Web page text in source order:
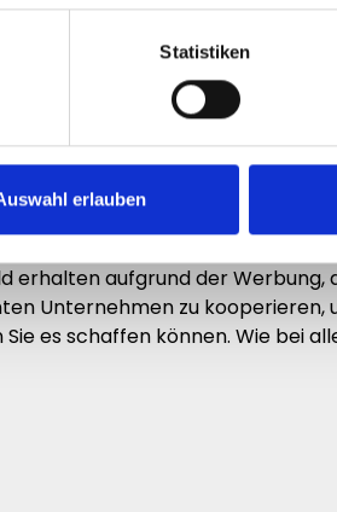
Statistiken
erlauben
Menschen verbringen heute
erfolgreich sind, wie viele Stars
Kanal zu eröffnen. Jedoch gibt
zum Beispiel indem
erhalten aufgrund der Werbung,
Unternehmen zu
es schaffen können. Wie bei